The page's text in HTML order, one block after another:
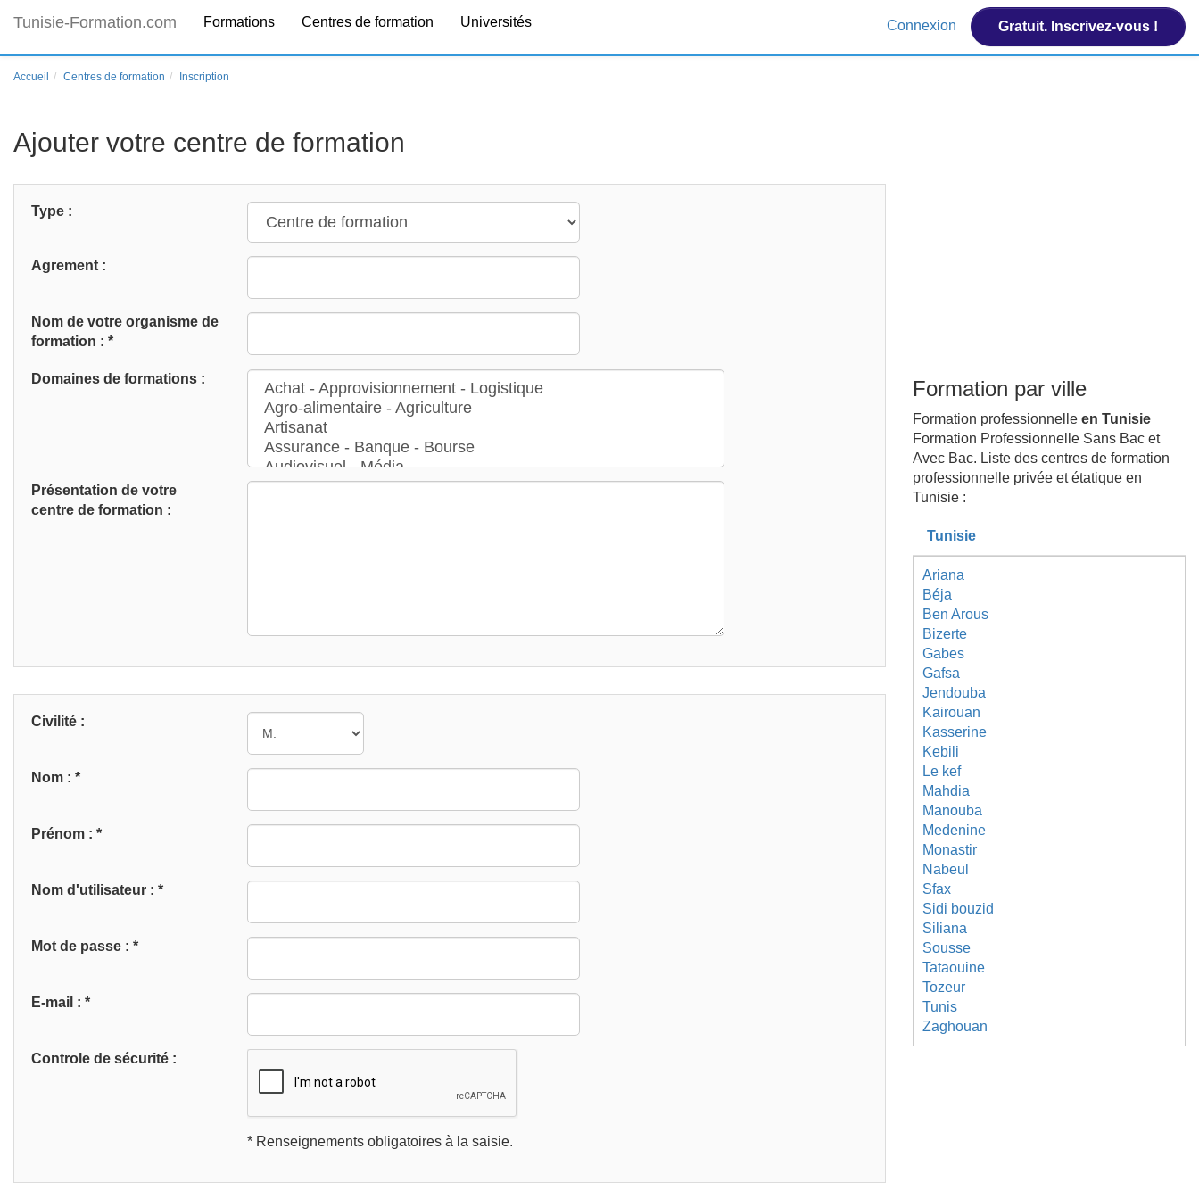
Tunisie-Formation.com Formations Centres de formation Universités Connexion Gratuit. Inscrivez-vous !
Accueil Centres de formation Inscription
Ajouter votre centre de formation
Type :
Agrement :
Nom de votre organisme de
formation : *
Domaines de formations :
Présentation de votre
centre de formation :
Civilité :
Nom : *
Prénom : *
Nom d'utilisateur : *
Mot de passe : *
E-mail : *
Controle de sécurité :
* Renseignements obligatoires à la saisie.
Formation par ville
Formation professionnelle en Tunisie
Formation Professionnelle Sans Bac et
Avec Bac. Liste des centres de formation
professionnelle privée et étatique en
Tunisie :
Tunisie
Ariana
Béja
Ben Arous
Bizerte
Gabes
Gafsa
Jendouba
Kairouan
Kasserine
Kebili
Le kef
Mahdia
Manouba
Medenine
Monastir
Nabeul
Sfax
Sidi bouzid
Siliana
Sousse
Tataouine
Tozeur
Tunis
Zaghouan